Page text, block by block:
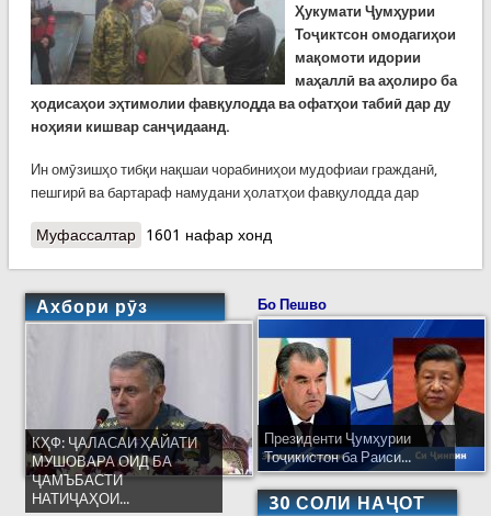
Ҳукумати Ҷумҳурии
Тоҷиктсон омодагиҳои
мақомоти идории
маҳаллӣ ва аҳолиро ба
ҳодисаҳои эҳтимолии фавқулодда ва офатҳои табиӣ дар ду
ноҳияи кишвар санҷидаанд.
Ин омӯзишҳо тибқи нақшаи чорабиниҳои мудофиаи гражданӣ,
пешгирӣ ва бартараф намудани ҳолатҳои фавқулодда дар
Муфассалтаро Омӯзишҳои мудофиаи гражданӣ дар ду
1601 нафар хонд
Ахбори рӯз
КҲФ: ҶАЛАСАИ ҲАЙАТИ
МУШОВАРА ОИД БА
ҶАМЪБАСТИ
НАТИҶАҲОИ...
Бо Пешво
Президенти Ҷумҳурии
Тоҷикистон ба Раиси...
30 СОЛИ НАҶОТ